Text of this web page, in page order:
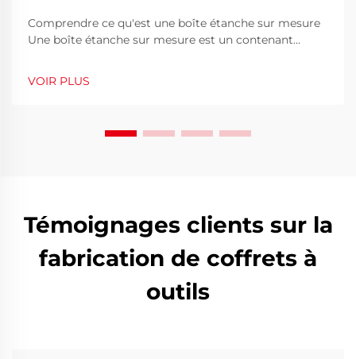
Comprendre ce qu'est une boîte étanche sur mesure
Une boîte étanche sur mesure est un contenant
des chocs et des environnements difficiles.
VOIR PLUS
Témoignages clients sur la
fabrication de coffrets à
outils